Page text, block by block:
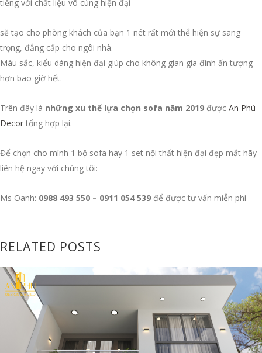
tiếng với chất liệu vô cùng hiện đại
sẽ tạo cho phòng khách của bạn 1 nét rất mới thể hiện sự sang
trọng, đẳng cấp cho ngôi nhà.
Màu sắc, kiểu dáng hiện đại giúp cho không gian gia đình ấn tượng
hơn bao giờ hết.
Trên đây là những xu thế lựa chọn sofa năm 2019 được An Phú
Decor tổng hợp lại.
Để chọn cho mình 1 bộ sofa hay 1 set nội thất hiện đại đẹp mắt hãy
liên hệ ngay với chúng tôi:
Ms Oanh: 0988 493 550 – 0911 054 539 để được tư vấn miễn phí
RELATED POSTS